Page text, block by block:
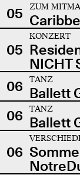
05
ZUM
05
KONZERT
NICHT
06
TANZ
Ballett
06
TANZ
Ballett
06